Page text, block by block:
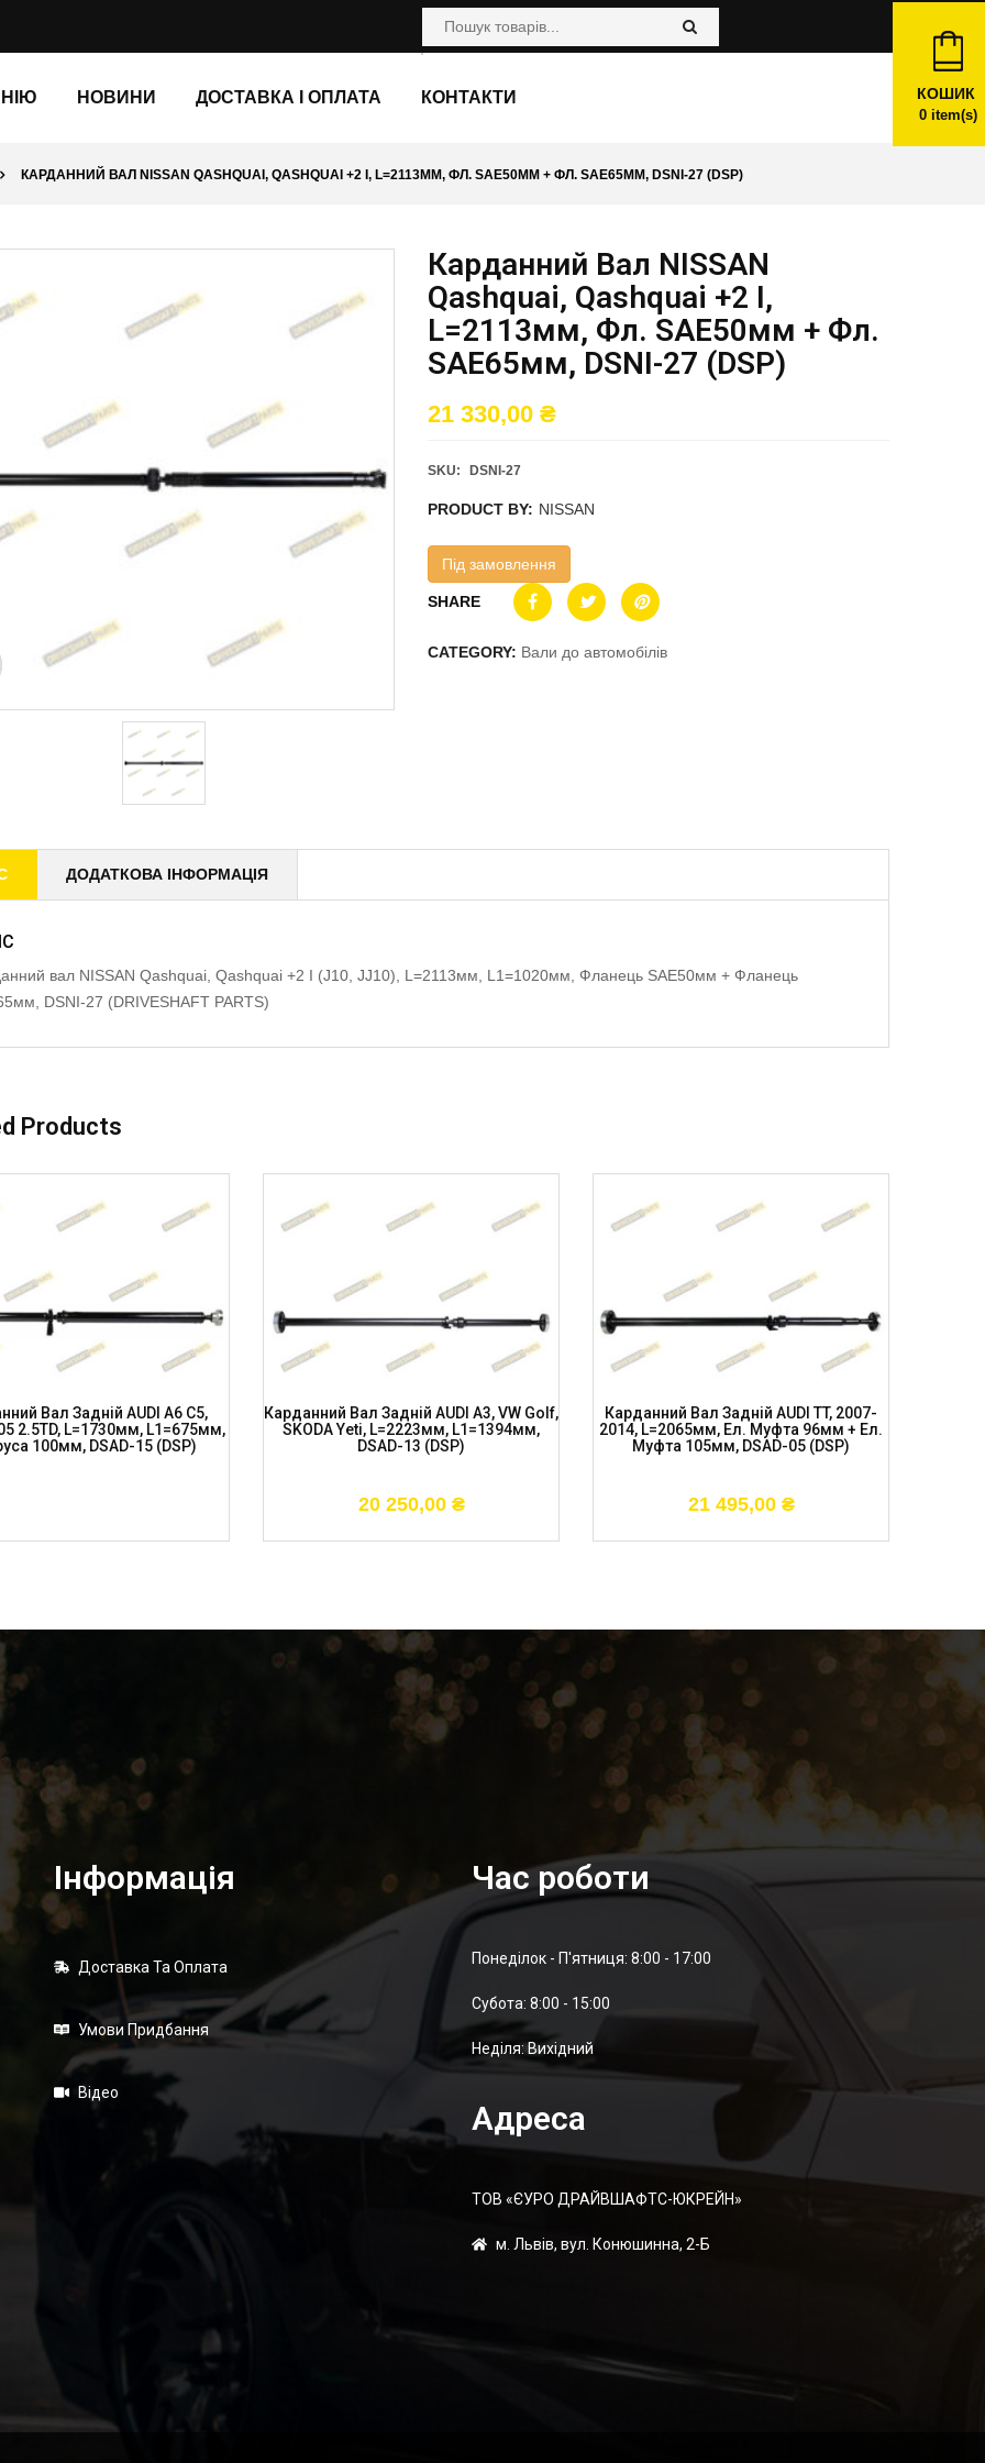
НОВИНИ ДОСТАВКА І ОПЛАТА КОНТАКТИ КОШИК
0item(s)
КАРДАННИЙ ВАЛ NISSAN QASHQUAI, QASHQUAI +2 I, L=2113ММ, ФЛ. SAE50ММ + ФЛ. SAE65ММ, DSNI-27 (DSP)
Карданний Вал NISSAN
Qashquai, Qashquai +2 I,
L=2113мм, Фл. SAE50мм + Фл.
SAE65мм, DSNI-27 (DSP)
21 330,00 ₴
SKU: DSNI-27
PRODUCT BY: NISSAN
Під замовлення
SHARE
CATEGORY: Вали до автомобілів
ДОДАТКОВА ІНФОРМАЦІЯ
вал NISSAN Qashquai, Qashquai +2 I (J10, JJ10), L=2113мм, L1=1020мм, Фланець SAE50мм + Фланець
DSNI-27 (DRIVESHAFT PARTS)
Products
Вал Задній AUDI A6 C5,
2.5TD, L=1730мм, L1=675мм,
100мм, DSAD-15 (DSP)
Карданний Вал Задній AUDI A3, VW Golf,
SKODA Yeti, L=2223мм, L1=1394мм,
DSAD-13 (DSP)
20 250,00 ₴
Карданний Вал Задній AUDI TT, 2007-
2014, L=2065мм, Ел. Муфта 96мм + Ел.
Муфта 105мм, DSAD-05 (DSP)
21 495,00 ₴
Інформація
Доставка Та Оплата
Умови Придбання
Відео
Час роботи
Понеділок - П'ятниця: 8:00 - 17:00
Суботa: 8:00 - 15:00
Неділя: Вихідний
Адреса
ТОВ «ЄУРО ДРАЙВШАФТC-ЮКРЕЙН»
м. Львів, вул. Конюшинна, 2-Б